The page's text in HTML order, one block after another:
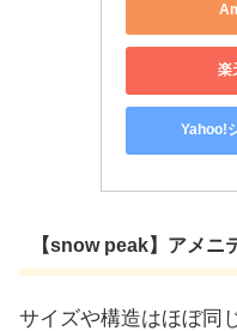
楽
Yahoo!
【snow peak】アメニ
サイズや構造はほぼ同